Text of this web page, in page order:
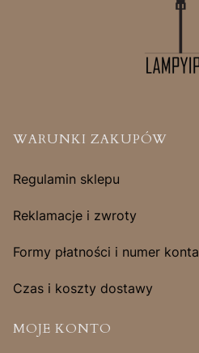
Linki w stopce
WARUNKI ZAKUPÓW
Regulamin sklepu
Reklamacje i zwroty
Formy płatności i numer konta
Czas i koszty dostawy
MOJE KONTO